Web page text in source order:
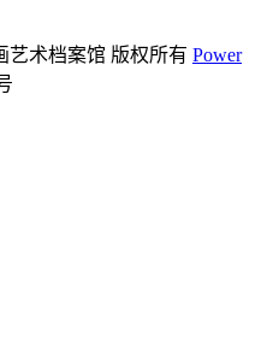
艺术档案馆 版权所有 Power